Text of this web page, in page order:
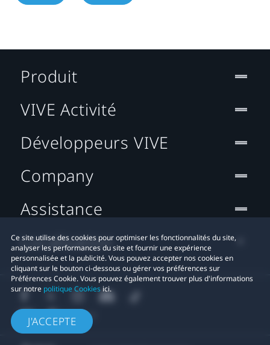
Ce site utilise des cookies pour optimiser les fonctionnalités du site,
analyser les performances du site et fournir une expérience
personnalisée et la publicité. Vous pouvez accepter nos cookies en
cliquant sur le bouton ci-dessous ou gérer vos préférences sur
Préférences Cookie. Vous pouvez également trouver plus d'informations
sur notre politique Cookiesici.
J'ACCEPTE
Produit
VIVE Activité
Développeurs VIVE
Company
Assistance
Localisation